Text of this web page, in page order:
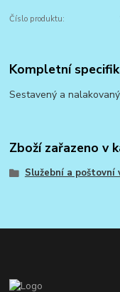
Číslo produktu:
Kompletní
Sestavený a
Zboží zařazeno v
Služební a poštovní